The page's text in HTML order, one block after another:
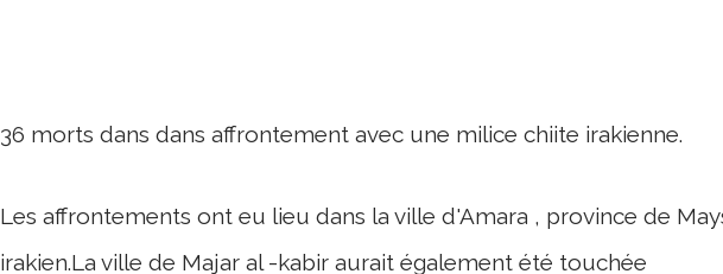
36 morts dans dans affrontement avec une milice chiite irakienne.
Les affrontements ont eu lieu dans la ville d'Amara , province de
irakien.La ville de Majar al -kabir aurait également été touchée